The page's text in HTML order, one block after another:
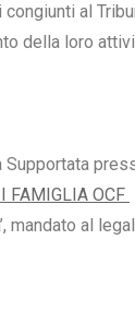
al
della loro
FAMIGLIA OCF
al